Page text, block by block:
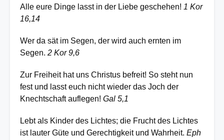
Alle eure Dinge lasst in der Liebe geschehen! 1 Kor
16,14
Wer da sät im Segen, der wird auch ernten im
Segen. 2 Kor 9,6
Zur Freiheit hat uns Christus befreit! So steht nun
fest und lasst euch nicht wieder das Joch der
Knechtschaft auflegen! Gal 5,1
Lebt als Kinder des Lichtes; die Frucht des Lichtes
ist lauter Güte und Gerechtigkeit und Wahrheit. Eph